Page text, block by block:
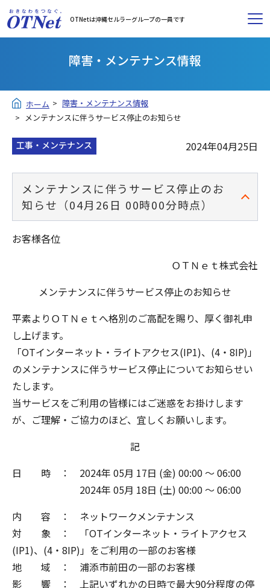
OTNetは沖縄セルラーグループの一員です
障害・メンテナンス情報
ホーム
障害・メンテナンス情報
メンテナンスに伴うサービス停止のお知らせ
工事・メンテナンス 2024年04月25日
メンテナンスに伴うサービス停止のお
知らせ（04月26日 00時00分時点）
お客様各位
ＯＴＮｅｔ株式会社
メンテナンスに伴うサービス停止のお知らせ
平素より ＯＴＮｅｔへ格別のご高配を賜り、厚く御礼申
し上げます。
「OTインターネット・ライトアクセス(IP1)、(4・8IP)」
のメンテナンスに伴うサービス停止についてお知らせい
たします。
当サービスをご利用の皆様にはご迷惑をお掛けします
が、ご理解・ご協力のほど、宜しくお願いします。
記
日 時 ： 2024年 05月 17日 (金) 00:00 ～ 06:00
2024年 05月 18日 (土) 00:00 ～ 06:00
内 容 ： ネットワークメンテナンス
対 象 ： 「OTインターネット・ライトアクセス
(IP1)、(4・8IP)」をご利用の一部のお客様
地 域 ： 浦添市前田の一部のお客様
影 響 ： 上記いずれかの日時で最大90分程度の停